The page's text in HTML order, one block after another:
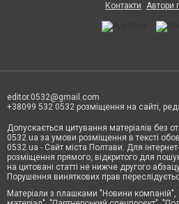
Контакти Автори
editor.0532@gmail.com
+38099 532 0532 розміщення на сайті,
Допускається цитування матеріалів без
0532.ua за умови розміщення в тексті
0532.ua - Сайт міста Полтави. Для
розміщення прямого, відкритого для
на цитовані статті не нижче другого
Порушення виняткових прав
Матеріали з плашками "Новини